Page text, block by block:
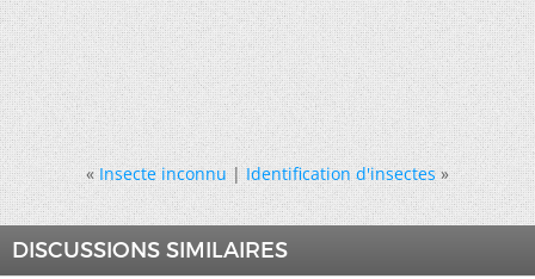
« Insecte inconnu|Identification d'insectes »
DISCUSSIONS SIMILAIRES